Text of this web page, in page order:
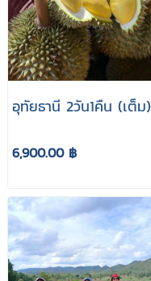
อุทัยธานี 2วัน1คืน (เต็ม)
6,900.00 ฿